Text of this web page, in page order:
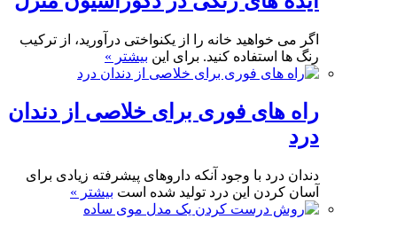
اگر می خواهید خانه را از یکنواختی درآورید، از ترکیب
رنگ ها استفاده کنید. برای این بیشتر »
راه های فوری برای خلاصی از دندان
درد
دندان درد با وجود آنکه داروهای پیشرفته زیادی برای
آسان کردن این درد تولید شده است بیشتر »